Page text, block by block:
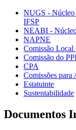
NUGS - Núcleo
IFSP
NEABI - Núcleo
NAPNE
Comissão
Comissão do
CPA
Comissões
Estatuinte
Sustentabilidade
Documentos